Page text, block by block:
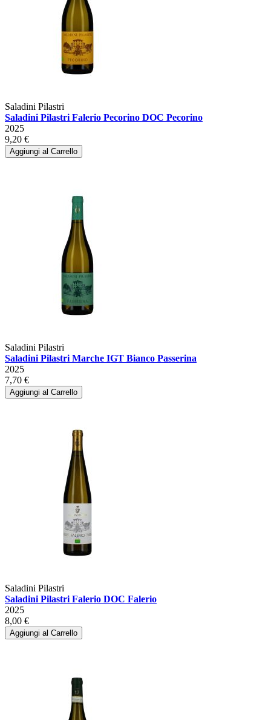
Saladini Pilastri
Saladini Pilastri Falerio Pecorino DOC Pecorino
2025
9,20 €
Aggiungi al Carrello
Saladini Pilastri
Saladini Pilastri Marche IGT Bianco Passerina
2025
7,70 €
Aggiungi al Carrello
Saladini Pilastri
Saladini Pilastri Falerio DOC Falerio
2025
8,00 €
Aggiungi al Carrello